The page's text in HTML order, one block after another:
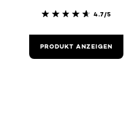
4.7/5
PRODUKT ANZEIGEN